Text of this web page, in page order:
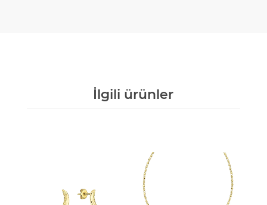
İlgili ürünler